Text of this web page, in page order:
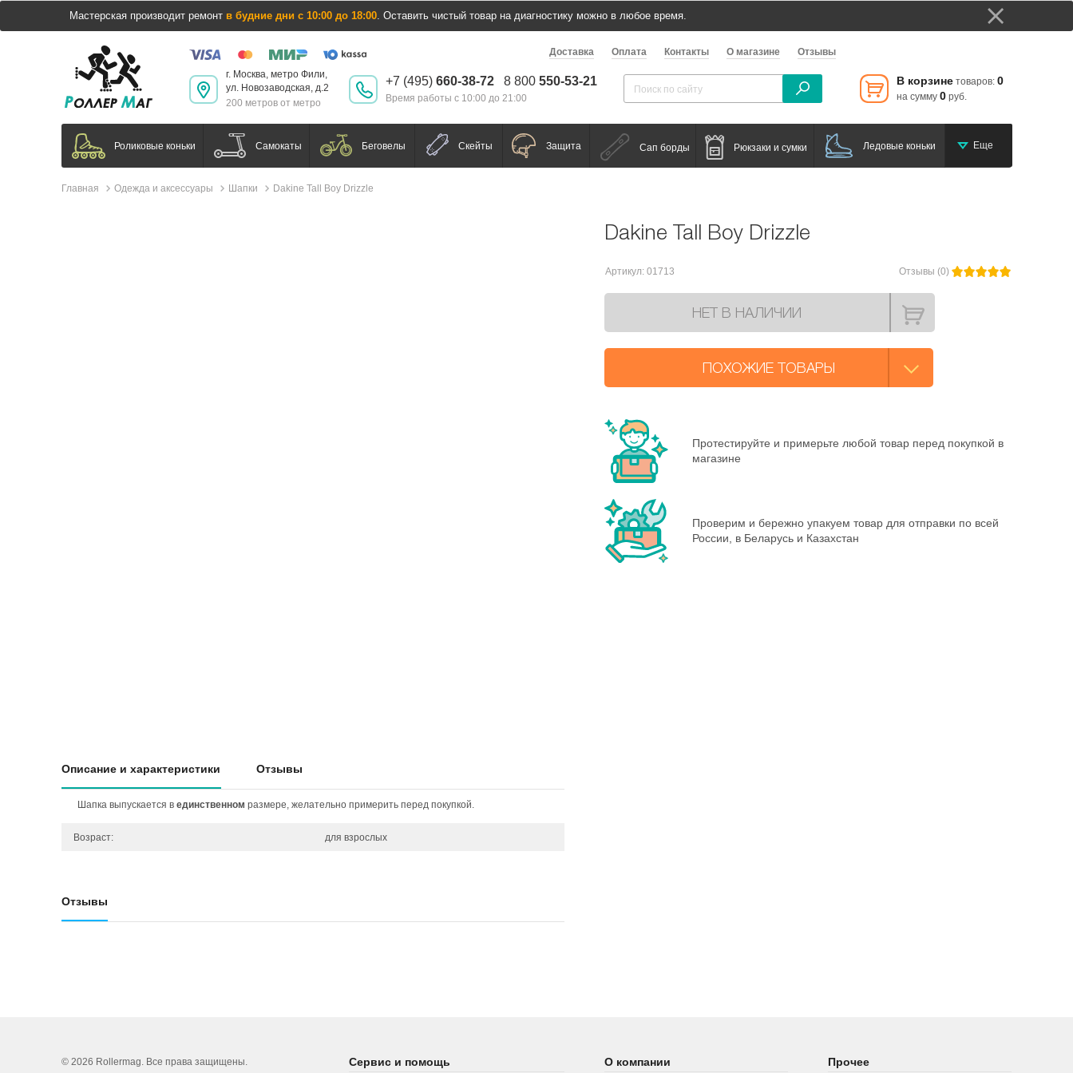
Мастерская производит ремонт в будние дни с 10:00 до 18:00. Оставить чистый товар на диагностику можно в любое время.
Доставка Оплата Контакты О магазине Отзывы
В корзине товаров: 0
на сумму 0 руб.
г. Москва, метро Фили,
ул. Новозаводская, д.2
200 метров от метро
+7 (495) 660-38-72 8 800 550-53-21
Время работы с 10:00 до 21:00
Роликовые коньки Самокаты Беговелы Скейты Защита Сап борды Рюкзаки и сумки Ледовые коньки Еще
Главная Одежда и аксессуары Шапки Dakine Tall Boy Drizzle
Описание и характеристики Отзывы
Шапка выпускается в единственном размере, желательно примерить перед покупкой.
Возраст: для взрослых
Отзывы
Dakine Tall Boy Drizzle
Артикул: 01713 Отзывы (0)
НЕТ В НАЛИЧИИ
ПОХОЖИЕ ТОВАРЫ
Протестируйте и примерьте любой товар перед покупкой в
магазине
Проверим и бережно упакуем товар для отправки по всей
России, в Беларусь и Казахстан
© 2026 Rollermag. Все права защищены. Сервис и помощь О компании Прочее